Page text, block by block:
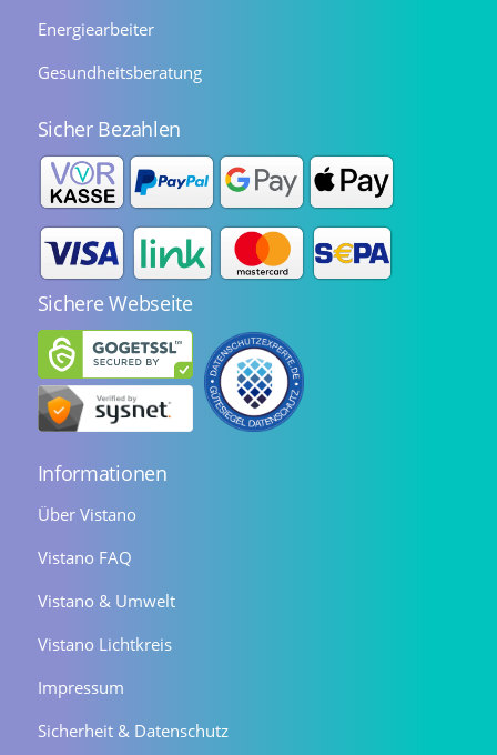
Energiearbeiter
Gesundheitsberatung
Sicher Bezahlen
Sichere Webseite
Informationen
Über Vistano
Vistano FAQ
Vistano & Umwelt
Vistano Lichtkreis
Impressum
Sicherheit & Datenschutz